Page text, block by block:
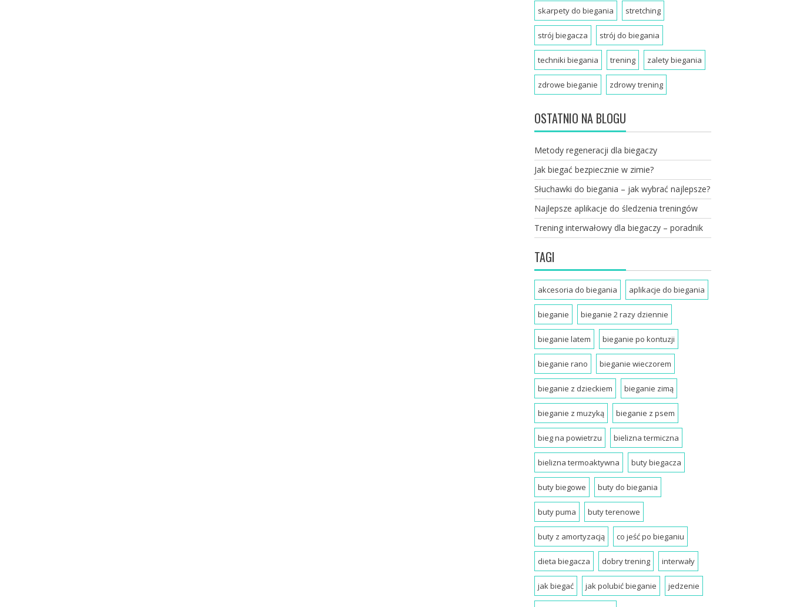
skarpety do biegania stretching
strój biegacza strój do biegania
techniki biegania trening zalety biegania
zdrowe bieganie zdrowy trening
OSTATNIO NA BLOGU
Metody regeneracji dla biegaczy
Jak biegać bezpiecznie w zimie?
Słuchawki do biegania – jak wybrać najlepsze?
Najlepsze aplikacje do śledzenia treningów
Trening interwałowy dla biegaczy – poradnik
TAGI
akcesoria do biegania aplikacje do biegania
bieganie bieganie 2 razy dziennie
bieganie latem bieganie po kontuzji
bieganie rano bieganie wieczorem
bieganie z dzieckiem bieganie zimą
bieganie z muzyką bieganie z psem
bieg na powietrzu bielizna termiczna
bielizna termoaktywna buty biegacza
buty biegowe buty do biegania
buty puma buty terenowe
buty z amortyzacją co jeść po bieganiu
dieta biegacza dobry trening interwały
jak biegać jak polubić bieganie jedzenie